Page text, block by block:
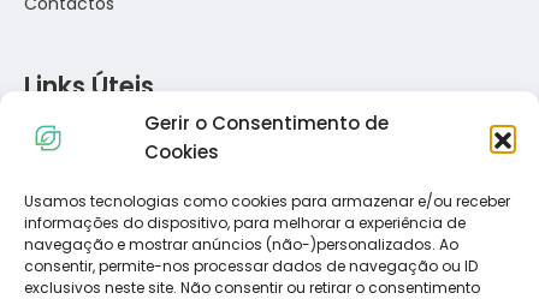
Gerir o Consentimento de
Cookies
Usamos tecnologias como cookies para armazenar e/ou receber
informações do dispositivo, para melhorar a experiência de
navegação e mostrar anúncios (não-)personalizados. Ao
consentir, permite-nos processar dados de navegação ou ID
exclusivos neste site. Não consentir ou retirar o consentimento
Links Úteis
Política de Privacidade
Política de Cookies
Termos e Condições
Resolução de Conflitos de Consumo
Livro de Reclamações